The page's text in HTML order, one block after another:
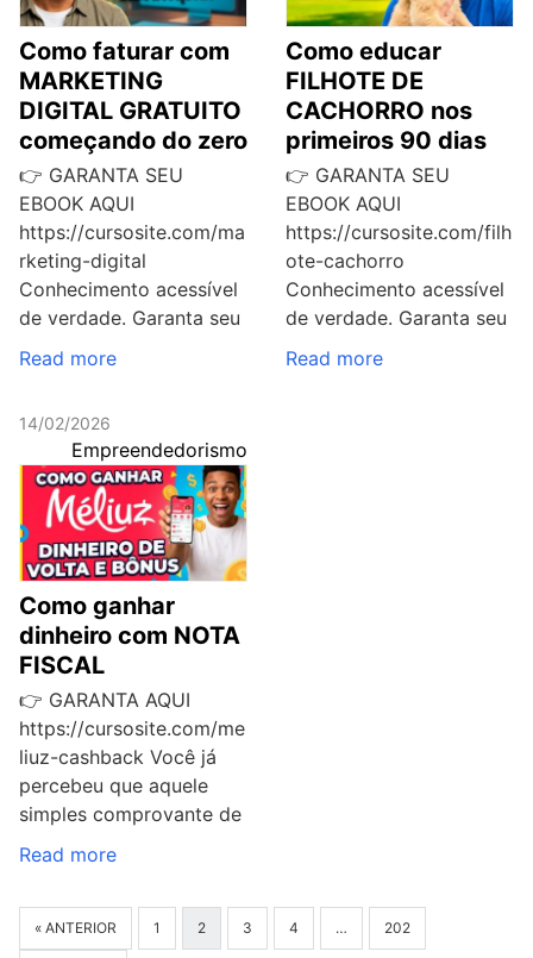
Como faturar com
MARKETING
DIGITAL GRATUITO
começando do zero
👉 GARANTA SEU
EBOOK AQUI
https://cursosite.com/ma
rketing-digital
Conhecimento acessível
de verdade. Garanta seu
Read more
Como educar
FILHOTE DE
CACHORRO nos
primeiros 90 dias
👉 GARANTA SEU
EBOOK AQUI
https://cursosite.com/filh
ote-cachorro
Conhecimento acessível
de verdade. Garanta seu
Read more
14/02/2026
Empreendedorismo
Como ganhar
dinheiro com NOTA
FISCAL
👉 GARANTA AQUI
https://cursosite.com/me
liuz-cashback Você já
percebeu que aquele
simples comprovante de
Read more
« ANTERIOR 1 2 3 4 … 202